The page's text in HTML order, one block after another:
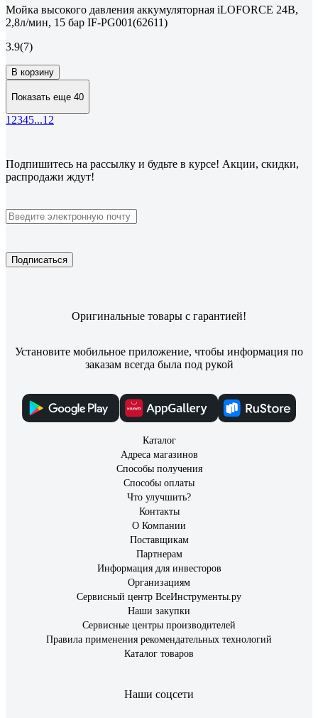
Мойка высокого давления аккумуляторная iLOFORCE 24В,
2,8л/мин, 15 бар IF-PG001(62611)
3.9(7)
В корзину
Показать еще 40
1 2345...12
Подпишитесь на рассылку и будьте в курсе! Акции, скидки,
распродажи ждут!
Подписаться
Оригинальные товары с гарантией!
Установите мобильное приложение, чтобы информация по
заказам всегда была под рукой
Каталог
Адреса магазинов
Способы получения
Способы оплаты
Что улучшить?
Контакты
О Компании
Поставщикам
Партнерам
Информация для инвесторов
Организациям
Сервисный центр ВсеИнструменты.ру
Наши закупки
Сервисные центры производителей
Правила применения рекомендательных технологий
Каталог товаров
Наши соцсети